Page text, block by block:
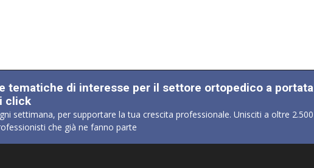
tematiche di interesse per il settore ortopedico a portata
click
settimana, per supportare la tua crescita professionale. Unisciti a oltre 2.500
che già ne fanno parte